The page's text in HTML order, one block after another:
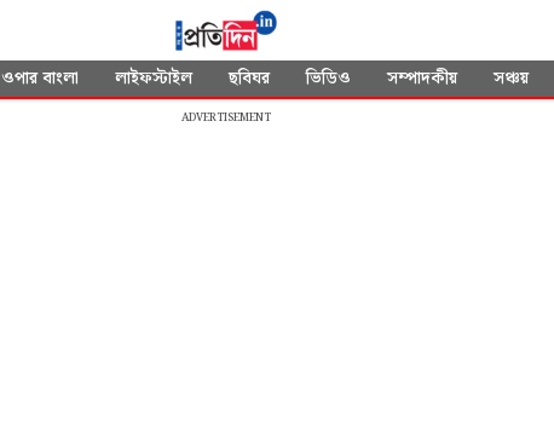
ওপার বাংলা লাইফস্টাইল ছবিঘর ভিডিও সম্পাদকীয় সঞ্চয়
ADVERTISEMENT